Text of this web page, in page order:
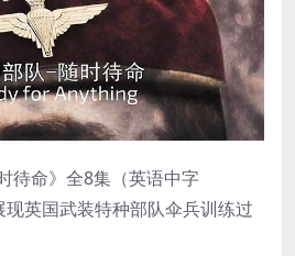
待命》全8集（英语中字
英国武装特种部队伞兵训练过